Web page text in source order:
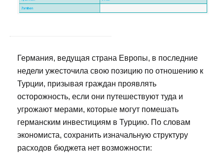
Германия, ведущая страна Европы, в последние
недели ужесточила свою позицию по отношению к
Турции, призывая граждан проявлять
осторожность, если они путешествуют туда и
угрожают мерами, которые могут помешать
германским инвестициям в Турцию. По словам
экономиста, сохранить изначальную структуру
расходов бюджета нет возможности: